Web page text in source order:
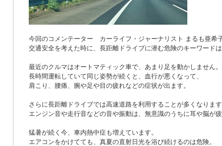
今回のコメンテーター カーライフ・ジャーナリスト まるも亜希
交通安全を考えた時に、長距離ドライブに潜む危険のキーワード
最近のクルマはオートマティック車で、あまり足を動かしません。
長時間運転していて同じ姿勢が続くと、血行が悪くなって、
肩こり、腰痛、腕や足や目の疲れなどの症状が出ます。
さらに長距離ドライブでは高速道路を利用することが多くなりま
エンジン音や走行音などの音や振動は、無意識のうちに耳や脳が
猛暑が続く今、車内熱中症も増えています。
エアコンをかけてても、真夏の直射日光を浴び続けるのは危険。